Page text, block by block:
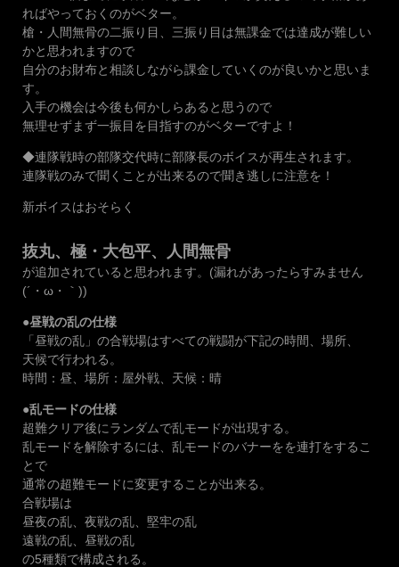
ればやっておくのがベター。
槍・人間無骨の二振り目、三振り目は無課金では達成が難しい
かと思われますので
自分のお財布と相談しながら課金していくのが良いかと思いま
す。
入手の機会は今後も何かしらあると思うので
無理せずまず一振目を目指すのがベターですよ！
◆連隊戦時の部隊交代時に部隊長のボイスが再生されます。
連隊戦のみで聞くことが出来るので聞き逃しに注意を！
新ボイスはおそらく
抜丸、極・大包平、人間無骨
が追加されていると思われます。(漏れがあったらすみません
(´・ω・｀))
●昼戦の乱の仕様
「昼戦の乱」の合戦場はすべての戦闘が下記の時間、場所、
天候で行われる。
時間：昼、場所：屋外戦、天候：晴
●乱モードの仕様
超難クリア後にランダムで乱モードが出現する。
乱モードを解除するには、乱モードのバナーをを連打をするこ
とで
通常の超難モードに変更することが出来る。
合戦場は
昼夜の乱、夜戦の乱、堅牢の乱
遠戦の乱、昼戦の乱
の5種類で構成される。